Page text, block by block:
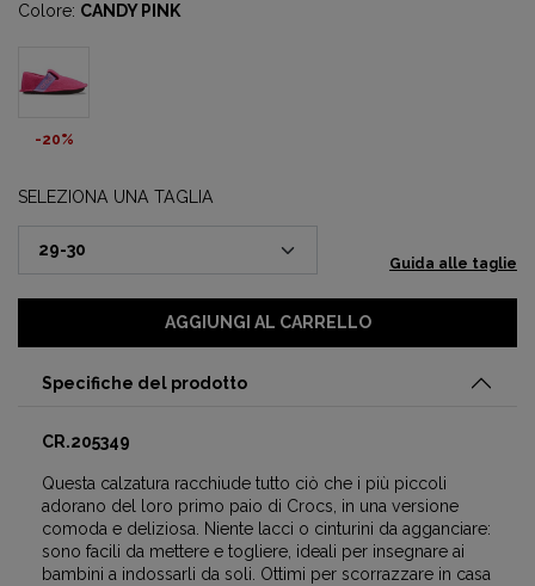
Colore: CANDY PINK
-20%
SELEZIONA UNA TAGLIA
Guida alle taglie
AGGIUNGI AL CARRELLO
Specifiche del prodotto
CR.205349
Questa calzatura racchiude tutto ciò che i più piccoli
adorano del loro primo paio di Crocs, in una versione
comoda e deliziosa. Niente lacci o cinturini da agganciare:
sono facili da mettere e togliere, ideali per insegnare ai
bambini a indossarli da soli. Ottimi per scorrazzare in casa